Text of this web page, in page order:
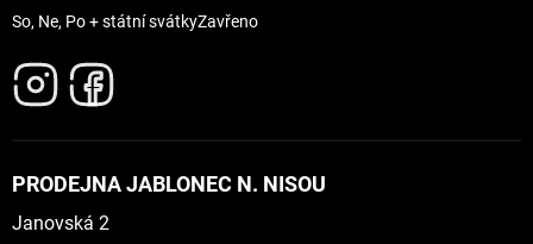
So, Ne, Po + státní svátkyZavřeno
PRODEJNA JABLONEC N. NISOU
Janovská 2